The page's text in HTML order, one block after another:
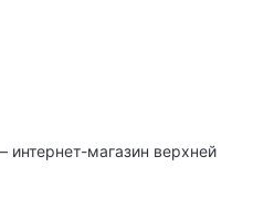
магазин верхней